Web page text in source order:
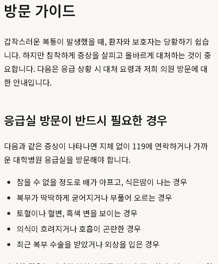
방문 가이드
갑작스러운 복통이 발생했을 때, 환자와 보호자는 당황하기 쉽습
니다. 하지만 침착하게 증상을 살피고 올바르게 대처하는 것이 중
요합니다. 다음은 응급 상황 시 대처 요령과 저희 의원 방문에 대
한 안내입니다.
응급실 방문이 반드시 필요한 경우
다음과 같은 증상이 나타나면 지체 없이 119에 연락하거나 가까
운 대학병원 응급실을 방문해야 합니다.
참을 수 없을 정도로 배가 아프고, 식은땀이 나는 경우
복부가 딱딱하게 굳어지거나 부풀어 오르는 경우
토혈이나 혈변, 흑색 변을 보이는 경우
의식이 흐려지거나 호흡이 곤란한 경우
최근 복부 수술을 받았거나 외상을 입은 경우